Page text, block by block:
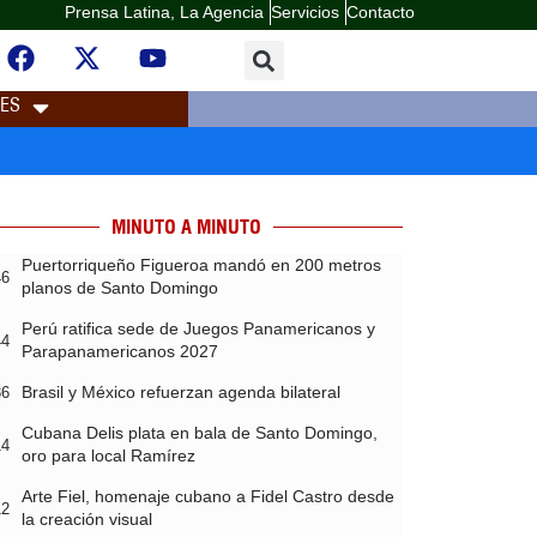
Prensa Latina, La Agencia Servicios Contacto
MINUTO A MINUTO
Puertorriqueño Figueroa mandó en 200 metros
planos de Santo Domingo
Perú ratifica sede de Juegos Panamericanos y
Parapanamericanos 2027
Brasil y México refuerzan agenda bilateral
Cubana Delis plata en bala de Santo Domingo,
oro para local Ramírez
Arte Fiel, homenaje cubano a Fidel Castro desde
la creación visual